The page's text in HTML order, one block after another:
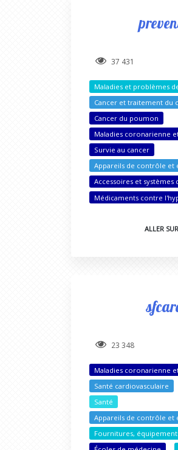
37 431
Maladies et problèmes
Cancer et traitement du
Cancer du poumon
Maladies coronarienne
Survie au cancer
Appareils de contrôle et
Accessoires et
Médicaments contre
ALLER
23 348
Maladies coronarienne
Santé cardiovasculaire
Santé
Appareils de contrôle et
Fournitures,